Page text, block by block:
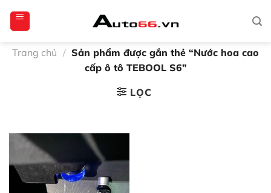
qua
dungTrang chủ / Sản phẩm được gắn thẻ “Nước hoa cao
cấp ô tô TEBOOL S6”
LỌC